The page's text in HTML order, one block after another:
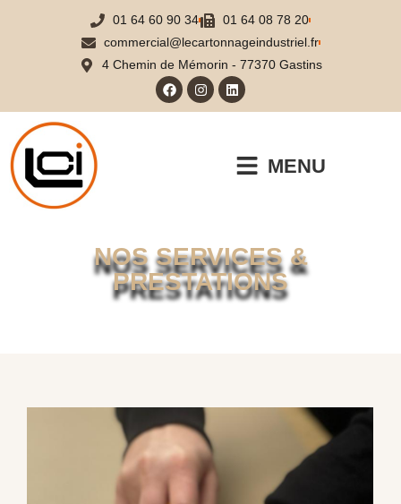
01 64 60 90 34
01 64 08 78 20
commercial@lecartonnageindustriel.fr
4 Chemin de Mémorin - 77370 Gastins
MENU
NOS SERVICES &
PRESTATIONS